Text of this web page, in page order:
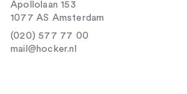
Apollolaan 153
1077 AS Amsterdam
(020) 577 77 00
mail@hocker.nl